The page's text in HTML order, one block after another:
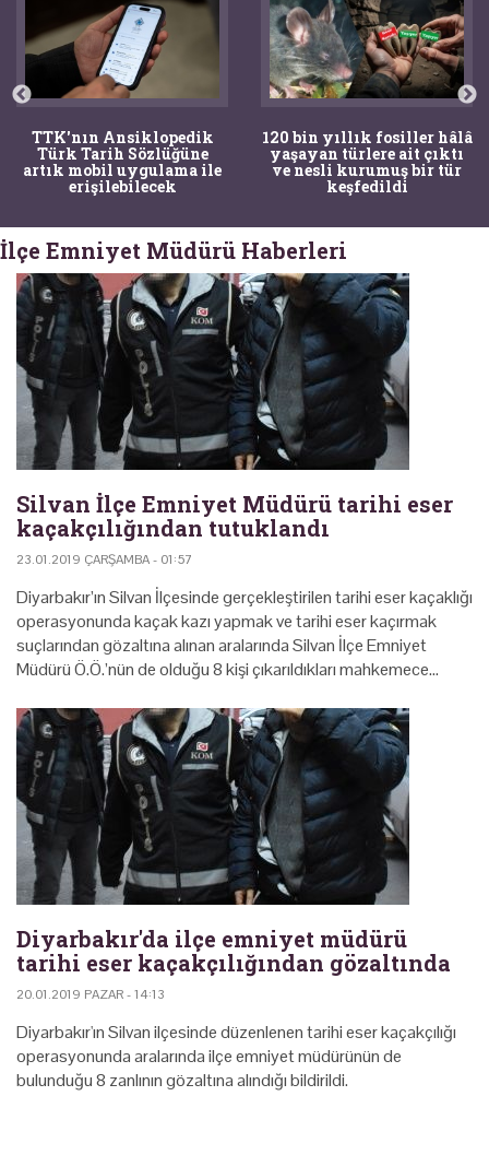
TTK'nın Ansiklopedik
Türk Tarih Sözlüğüne
artık mobil uygulama ile
erişilebilecek
120 bin yıllık fosiller hâlâ
yaşayan türlere ait çıktı
ve nesli kurumuş bir tür
keşfedildi
İlçe Emniyet Müdürü Haberleri
Silvan İlçe Emniyet Müdürü tarihi eser
kaçakçılığından tutuklandı
23.01.2019 ÇARŞAMBA - 01:57
Diyarbakır’ın Silvan İlçesinde gerçekleştirilen tarihi eser kaçaklığı
operasyonunda kaçak kazı yapmak ve tarihi eser kaçırmak
suçlarından gözaltına alınan aralarında Silvan İlçe Emniyet
Müdürü Ö.Ö.’nün de olduğu 8 kişi çıkarıldıkları mahkemece…
Diyarbakır'da ilçe emniyet müdürü
tarihi eser kaçakçılığından gözaltında
20.01.2019 PAZAR - 14:13
Diyarbakır'ın Silvan ilçesinde düzenlenen tarihi eser kaçakçılığı
operasyonunda aralarında ilçe emniyet müdürünün de
bulunduğu 8 zanlının gözaltına alındığı bildirildi.